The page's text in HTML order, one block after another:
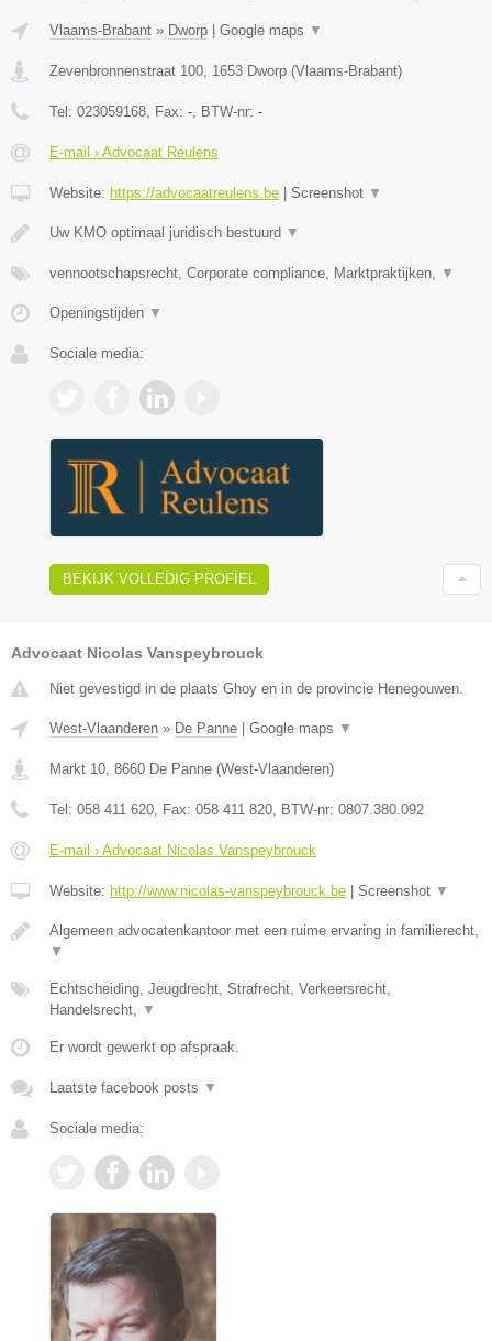
Vlaams-Brabant » Dworp Google maps ▼
Zevenbronnenstraat 100 1653 Dworp (Vlaams-Brabant)
Tel: 023059168 , Fax: - , BTW-nr: -
E-mail › Advocaat Reulens
Website: https://advocaatreulens.be Screenshot ▼
Uw KMO optimaal juridisch bestuurd ▼
vennootschapsrecht, Corporate compliance, Marktpraktijken, ▼
Openingstijden ▼
Sociale media:
BEKIJK VOLLEDIG PROFIEL
Advocaat Nicolas Vanspeybrouck
Niet gevestigd in de plaats Ghoy en in de provincie Henegouwen.
West-Vlaanderen » De Panne Google maps ▼
Markt 10, 8660 De Panne (West-Vlaanderen)
Tel: 058 411 620, Fax: 058 411 820, BTW-nr: 0807.380.092
E-mail › Advocaat Nicolas Vanspeybrouck
Website: http://www.nicolas-vanspeybrouck.be Screenshot ▼
Algemeen advocatenkantoor met een ruime ervaring in familierecht,
▼
Echtscheiding, Jeugdrecht, Strafrecht, Verkeersrecht,
Handelsrecht, ▼
Er wordt gewerkt op afspraak.
Laatste facebook posts ▼
Sociale media: